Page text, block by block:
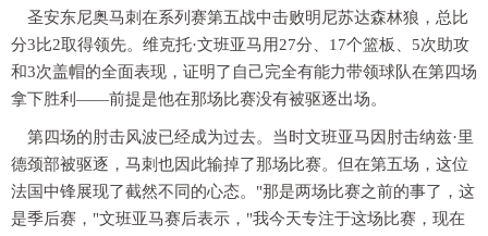
圣安东尼奥马刺在系列赛第五战中击败明尼苏达森林狼，总比
分3比2取得领先。维克托·文班亚马用27分、17个篮板、5次助攻
和3次盖帽的全面表现，证明了自己完全有能力带领球队在第四场
拿下胜利——前提是他在那场比赛没有被驱逐出场。
第四场的肘击风波已经成为过去。当时文班亚马因肘击纳兹·里
德颈部被驱逐，马刺也因此输掉了那场比赛。但在第五场，这位
法国中锋展现了截然不同的心态。"那是两场比赛之前的事了，这
是季后赛，"文班亚马赛后表示，"我今天专注于这场比赛，现在